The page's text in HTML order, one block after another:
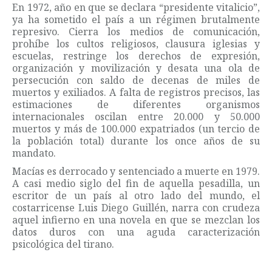
En 1972, año en que se declara “presidente vitalicio”,
ya ha sometido el país a un régimen brutalmente
represivo. Cierra los medios de comunicación,
prohíbe los cultos religiosos, clausura iglesias y
escuelas, restringe los derechos de expresión,
organización y movilización y desata una ola de
persecución con saldo de decenas de miles de
muertos y exiliados. A falta de registros precisos, las
estimaciones de diferentes organismos
internacionales oscilan entre 20.000 y 50.000
muertos y más de 100.000 expatriados (un tercio de
la población total) durante los once años de su
mandato.
Macías es derrocado y sentenciado a muerte en 1979.
A casi medio siglo del fin de aquella pesadilla, un
escritor de un país al otro lado del mundo, el
costarricense Luis Diego Guillén, narra con crudeza
aquel infierno en una novela en que se mezclan los
datos duros con una aguda caracterización
psicológica del tirano.